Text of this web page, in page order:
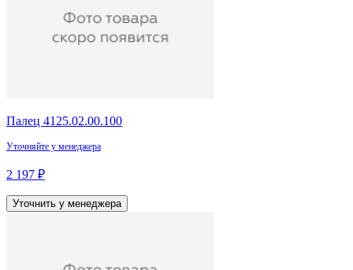
Палец 4125.02.00.100
Уточняйте у менеджера
2 197 ₽
Уточнить у менеджера